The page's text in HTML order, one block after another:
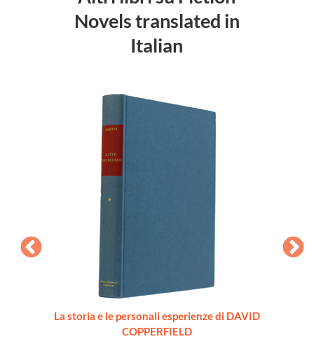
Novels translated in
Italian
La storia e le personali esperienze di DAVID
COPPERFIELD